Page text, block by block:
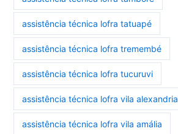
assistência técnica lofra tatuapé
assistência técnica lofra tremembé
assistência técnica lofra tucuruvi
assistência técnica lofra vila alexandria
assistência técnica lofra vila amália